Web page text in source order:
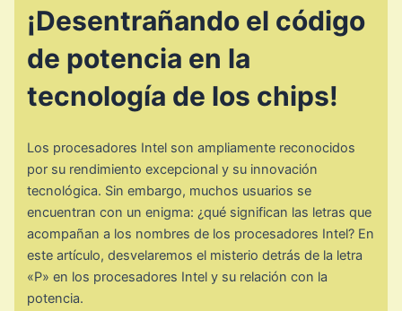
¡Desentrañando el código
de potencia en la
tecnología de los chips!
Los procesadores Intel son ampliamente reconocidos
por su rendimiento excepcional y su innovación
tecnológica. Sin embargo, muchos usuarios se
encuentran con un enigma: ¿qué significan las letras que
acompañan a los nombres de los procesadores Intel? En
este artículo, desvelaremos el misterio detrás de la letra
«P» en los procesadores Intel y su relación con la
potencia.